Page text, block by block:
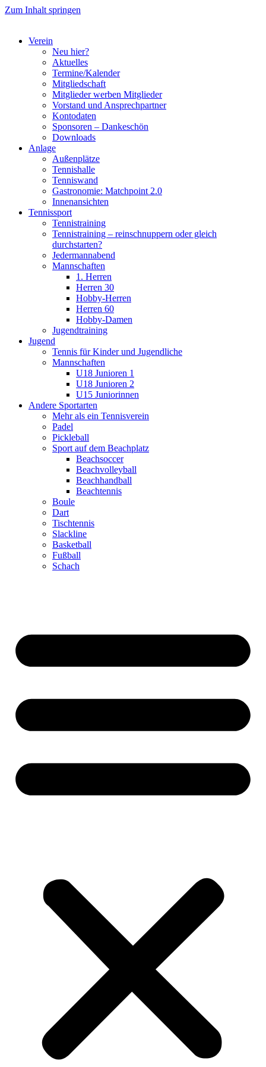
Zum Inhalt springen
Verein
Neu hier?
Aktuelles
Termine/Kalender
Mitgliedschaft
Mitglieder werben Mitglieder
Vorstand und Ansprechpartner
Kontodaten
Sponsoren – Dankeschön
Downloads
Anlage
Außenplätze
Tennishalle
Tenniswand
Gastronomie: Matchpoint 2.0
Innenansichten
Tennissport
Tennistraining
Tennistraining – reinschnuppern oder gleich
durchstarten?
Jedermannabend
Mannschaften
1. Herren
Herren 30
Hobby-Herren
Herren 60
Hobby-Damen
Jugendtraining
Jugend
Tennis für Kinder und Jugendliche
Mannschaften
U18 Junioren 1
U18 Junioren 2
U15 Juniorinnen
Andere Sportarten
Mehr als ein Tennisverein
Padel
Pickleball
Sport auf dem Beachplatz
Beachsoccer
Beachvolleyball
Beachhandball
Beachtennis
Boule
Dart
Tischtennis
Slackline
Basketball
Fußball
Schach